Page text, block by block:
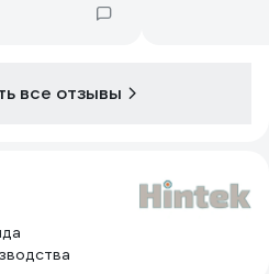
все отзывы